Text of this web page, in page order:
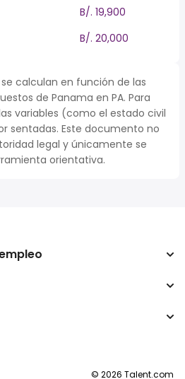
B/. 19,900
B/. 20,000
calculan en función de las
de Panama en PA. Para
variables (como el estado civil
sentadas. Este documento no
legal y únicamente se
orientativa.
© 2026 Talent.com